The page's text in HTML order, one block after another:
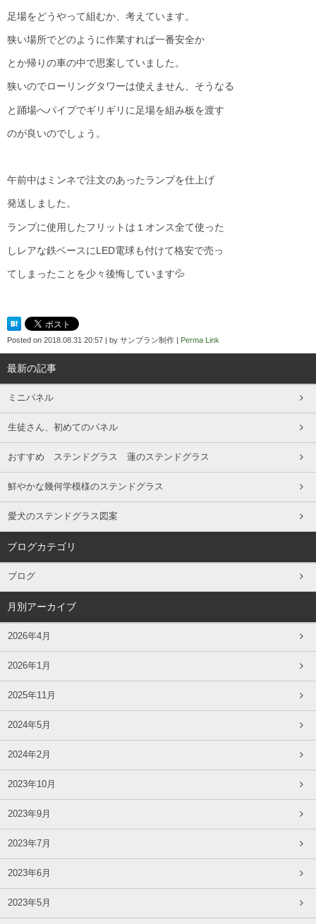
足場をどうやって組むか、考えています。
狭い場所でどのように作業すれば一番安全か
とか帰りの車の中で思案していました。
狭いのでローリングタワーは使えません、そうなる
と踊場へパイプでギリギリに足場を組み板を渡す
のが良いのでしょう。
午前中はミンネで注文のあったランプを仕上げ
発送しました。
ランプに使用したフリットは１オンス全て使った
しレアな鉄ベースにLED電球も付けて格安で売っ
てしまったことを少々後悔しています💦
Posted on 2018.08.31 20:57 | by サンプラン制作 | Perma Link
最新の記事
ミニパネル
生徒さん、初めてのパネル
おすすめ ステンドグラス 蓮のステンドグラス
鮮やかな幾何学模様のステンドグラス
愛犬のステンドグラス図案
ブログカテゴリ
ブログ
月別アーカイブ
2026年4月
2026年1月
2025年11月
2024年5月
2024年2月
2023年10月
2023年9月
2023年7月
2023年6月
2023年5月